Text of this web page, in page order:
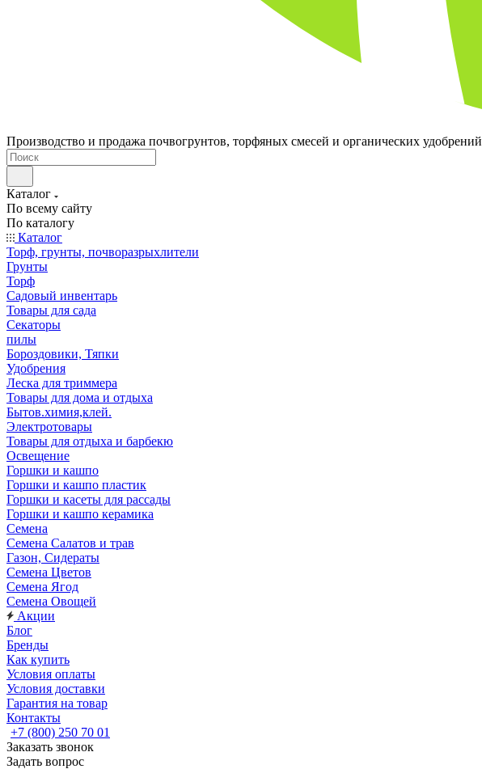
Производство и продажа почвогрунтов, торфяных смесей и органических удобрений
Каталог
По всему сайту
По каталогу
Каталог
Торф, грунты, почворазрыхлители
Грунты
Торф
Садовый инвентарь
Товары для сада
Секаторы
пилы
Бороздовики, Тяпки
Удобрения
Леска для триммера
Товары для дома и отдыха
Бытов.химия,клей.
Электротовары
Товары для отдыха и барбекю
Освещение
Горшки и кашпо
Горшки и кашпо пластик
Горшки и касеты для рассады
Горшки и кашпо керамика
Семена
Семена Салатов и трав
Газон, Сидераты
Семена Цветов
Семена Ягод
Семена Овощей
Акции
Блог
Бренды
Как купить
Условия оплаты
Условия доставки
Гарантия на товар
Контакты
+7 (800) 250 70 01
Заказать звонок
Задать вопрос